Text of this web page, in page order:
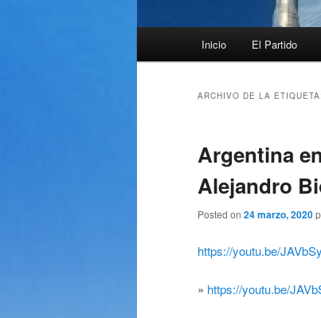
Inicio El Partido
ARCHIVO DE LA ETIQUETA:
Argentina
Alejandro
Posted on 24 marzo, 2020
https://youtu.be/
» https://youtu.be/